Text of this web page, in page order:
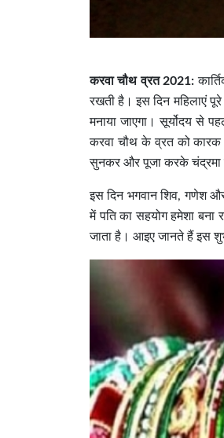
करवा चौथ व्रत 2021:
रखती है। इस दिन महिलाएं
मनाया जाएगा। सूर्योदय से
करवा चौथ के व्रत को कारक
सुनकर और पूजा करके चंद्रमा
इस दिन भगवान शिव, गणेश
में पति का सहयोग हमेशा बना
जाता है। आइए जानते हैं इस